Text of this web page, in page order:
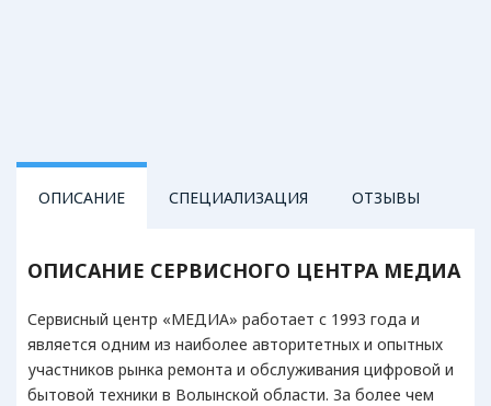
ОПИСАНИЕ СПЕЦИАЛИЗАЦИЯ ОТЗЫВЫ
ОПИСАНИЕ СЕРВИСНОГО ЦЕНТРА МЕДИА
Сервисный центр «МЕДИА» работает с 1993 года и
является одним из наиболее авторитетных и опытных
участников рынка ремонта и обслуживания цифровой и
бытовой техники в Волынской области. За более чем
АУДИОТЕХНИКА
Акустические системы
Домашние кинотеатры